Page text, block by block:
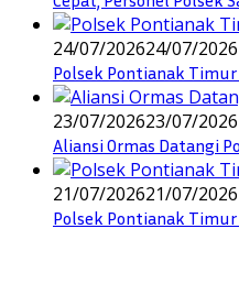
24/07/202624/07/2026
Polsek Pontianak
23/07/202623/07/2026
Aliansi Ormas Datangi
21/07/202621/07/2026
Polsek Pontianak Timur